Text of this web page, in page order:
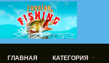
ГЛАВНАЯ КАТЕГОРИЯ